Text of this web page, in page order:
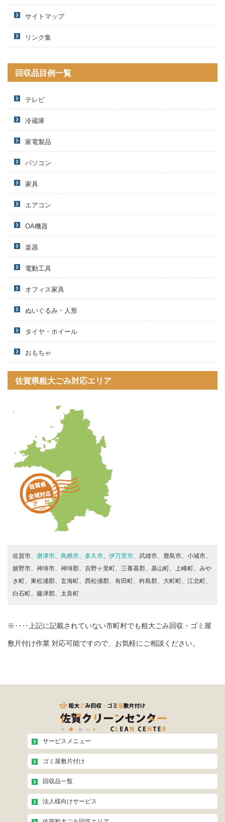
サイトマップ
リンク集
回収品目例一覧
テレビ
冷蔵庫
家電製品
パソコン
家具
エアコン
OA機器
楽器
電動工具
オフィス家具
ぬいぐるみ・人形
タイヤ・ホイール
おもちゃ
佐賀県粗大ごみ対応エリア
佐賀市、 唐津市 鳥栖市 多久市 伊万里市 、武雄市、鹿島市、小城市、
嬉野市、神埼市、神埼郡、吉野ヶ里町、三養基郡、基山町、上峰町、みや
き町、東松浦郡、玄海町、西松浦郡、有田町、杵島郡、大町町、江北町、
白石町、藤津郡、太良町
※‥‥上記に記載されていない市町村でも粗大ごみ回収・ゴミ屋
敷片付け作業 対応可能ですので、お気軽にご相談ください。
サービスメニュー
ゴミ屋敷片付け
回収品一覧
法人様向けサービス